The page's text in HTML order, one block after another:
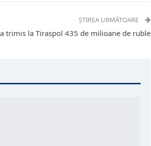
ȘTIREA URMĂTOARE
trimis la Tiraspol 435 de milioane de ruble